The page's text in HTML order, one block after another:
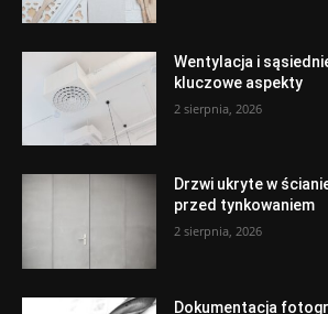
Wentylacja i
kluczowe aspekty
2 sierpnia, 2026
Drzwi ukryte w
przed tynkowaniem
2 sierpnia, 2026
Dokumentacja